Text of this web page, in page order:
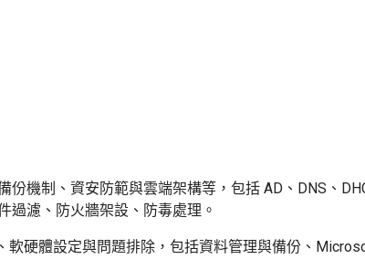
機制、資安防範與雲端架構等，包括 AD、DNS、
過濾、防火牆架設、防毒處理。
軟硬體設定與問題排除，包括資料管理與備份、